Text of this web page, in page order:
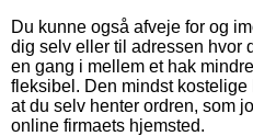
Du kunne også afveje for og
dig selv eller til adressen hvor
en gang i mellem et hak
fleksibel. Den mindst kostelige
at du selv henter ordren, som
online firmaets hjemsted.